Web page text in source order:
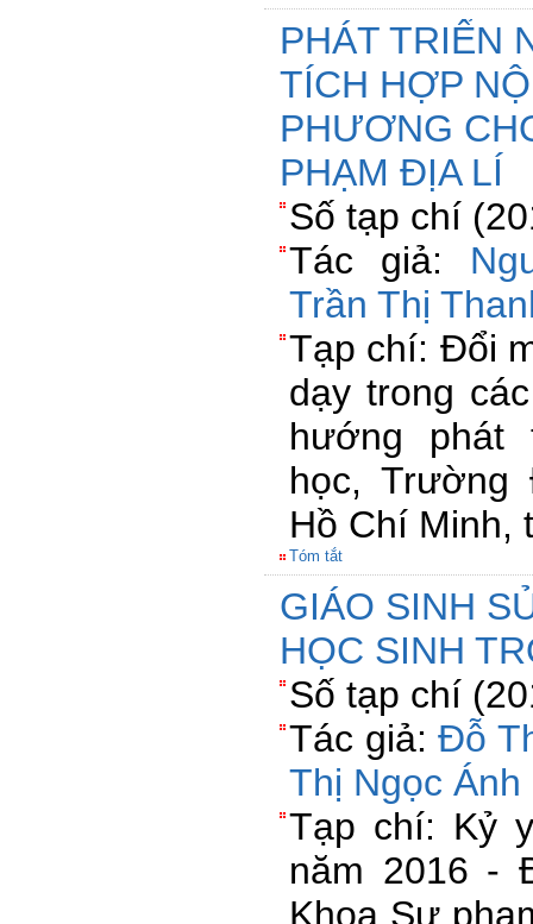
PHÁT TRIỂN
TÍCH HỢP
PHƯƠNG
PHẠM ĐỊA LÍ
Số tạp chí
Tác giả:
Trần Thị
Tạp chí: Đổi
dạy trong
hướng phát
học,
Hồ Chí Minh,
Tóm tắt
GIÁO SINH
HỌC SINH
Số tạp chí
Tác giả:Đỗ
Thị Ngọc Ánh
Tạp chí: Kỷ
năm 2016 -
Khoa Sư